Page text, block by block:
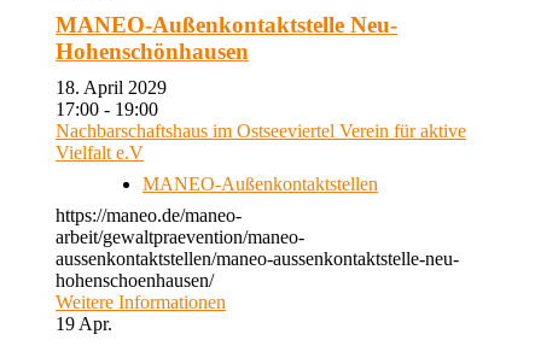
MANEO-Außenkontaktstelle Neu-
Hohenschönhausen
18. April 2029
17:00 - 19:00
Nachbarschaftshaus im Ostseeviertel Verein für aktive
Vielfalt e.V
MANEO-Außenkontaktstellen
https://maneo.de/maneo-
arbeit/gewaltpraevention/maneo-
aussenkontaktstellen/maneo-aussenkontaktstelle-neu-
hohenschoenhausen/
Weitere Informationen
19 Apr.